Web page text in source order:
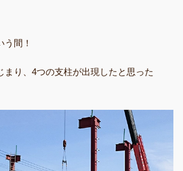
う間！
まり、4つの支柱が出現したと思った